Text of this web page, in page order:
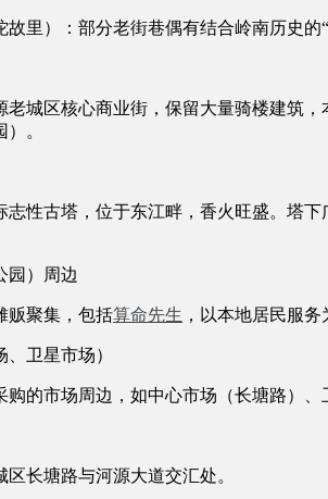
里）：部分老街巷偶有结合岭南历史的
老城区核心商业街，保留大量骑楼建筑
。
志性古塔，位于东江畔，香火旺盛。塔
园）周边
贩聚集，包括算命先生 ，以本地居民服
卫星市场）
购的市场周边，如中心市场（长塘路）
长塘路与河源大道交汇处。